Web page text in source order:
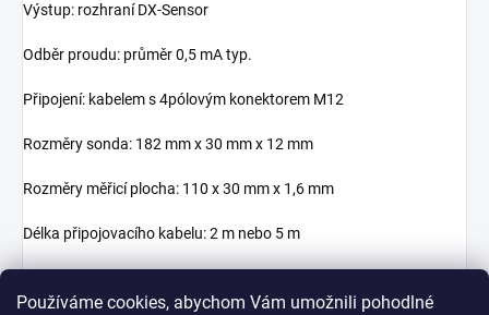
Používáme cookies, abychom Vám umožnili pohodlné
Výstup: rozhraní DX-Sensor
Odběr proudu: průměr 0,5 mA typ.
Připojení: kabelem s 4pólovým konektorem M12
Rozměry sonda: 182 mm x 30 mm x 12 mm
Rozměry měřicí plocha: 110 x 30 mm x 1,6 mm
Délka připojovacího kabelu: 2 m nebo 5 m
připojovacím kabelem 5 m